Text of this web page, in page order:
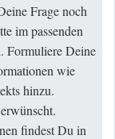
Frage noch
im passenden
Formuliere Deine
wie
hinzu.
findest Du in